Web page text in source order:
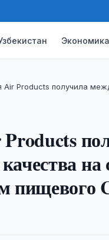
Экономика
Air Products получила
пищевого